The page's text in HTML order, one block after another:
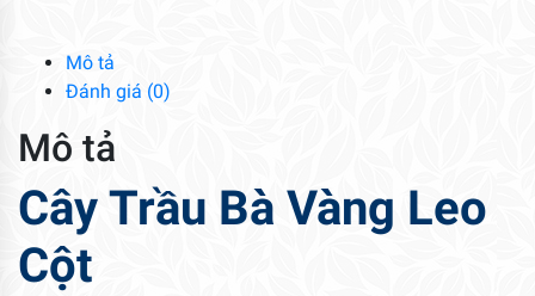
lượng
Mô tả
Đánh giá (0)
Mô tả
Cây Trầu Bà Vàng Leo
Cột